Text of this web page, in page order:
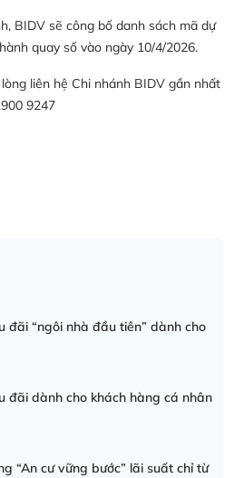
BIDV sẽ công bố danh sách mã dự
quay số vào ngày 10/4/2026.
liên hệ Chi nhánh BIDV gần nhất
9247
đãi “ngôi nhà đầu tiên” dành cho
đãi dành cho khách hàng cá nhân
“An cư vững bước” lãi suất chỉ từ